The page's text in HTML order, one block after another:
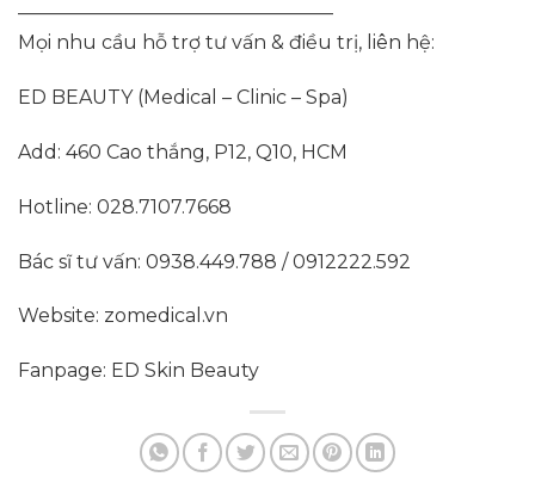
————————————————–
Mọi nhu cầu hỗ trợ tư vấn & điều trị, liên hệ:
ED BEAUTY (Medical – Clinic – Spa)
Add: 460 Cao thắng, P12, Q10, HCM
Hotline: 028.7107.7668
Bác sĩ tư vấn: 0938.449.788 / 0912222.592
Website: zomedical.vn
Fanpage: ED Skin Beauty